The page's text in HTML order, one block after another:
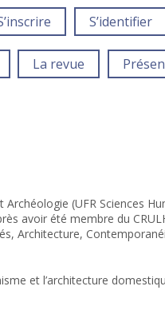
S’identifier
La revue
(UFR Sciences
avoir été membre du
Architecture,
et l’architecture